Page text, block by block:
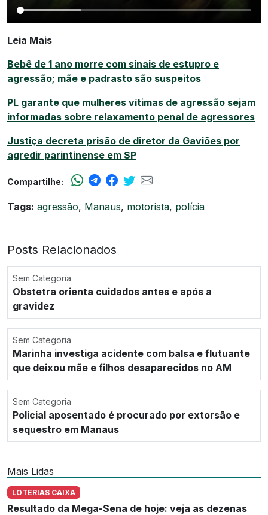
Leia Mais
Bebê de 1 ano morre com sinais de estupro e
agressão; mãe e padrasto são suspeitos
PL garante que mulheres vítimas de agressão sejam
informadas sobre relaxamento penal de agressores
Justiça decreta prisão de diretor da Gaviões por
agredir parintinense em SP
Compartilhe:
Tags: agressão, Manaus, motorista, polícia
Posts Relacionados
Sem Categoria
Obstetra orienta cuidados antes e após a
gravidez
Sem Categoria
Marinha investiga acidente com balsa e flutuante
que deixou mãe e filhos desaparecidos no AM
Sem Categoria
Policial aposentado é procurado por extorsão e
sequestro em Manaus
Mais Lidas
LOTERIAS CAIXA
Resultado da Mega-Sena de hoje: veja as dezenas